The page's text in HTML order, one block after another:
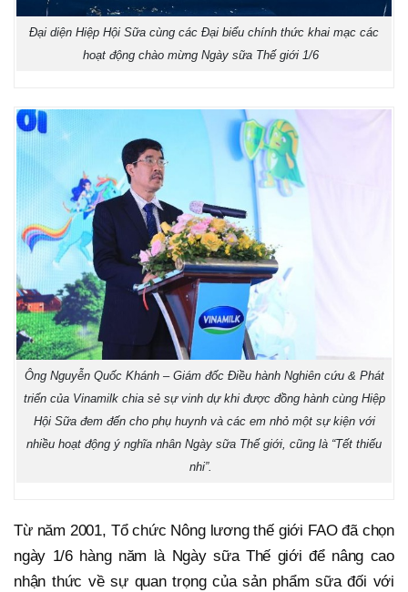
Đại diện Hiệp Hội Sữa cùng các Đại biểu chính thức khai mạc các
hoạt động chào mừng Ngày sữa Thế giới 1/6
Ông Nguyễn Quốc Khánh – Giám đốc Điều hành Nghiên cứu & Phát
triển của Vinamilk chia sẻ sự vinh dự khi được đồng hành cùng Hiệp
Hội Sữa đem đến cho phụ huynh và các em nhỏ một sự kiện với
nhiều hoạt động ý nghĩa nhân Ngày sữa Thế giới, cũng là “Tết thiếu
nhi”.
Từ năm 2001, Tổ chức Nông lương thế giới FAO đã chọn
ngày 1/6 hàng năm là Ngày sữa Thế giới để nâng cao
nhận thức về sự quan trọng của sản phẩm sữa đối với